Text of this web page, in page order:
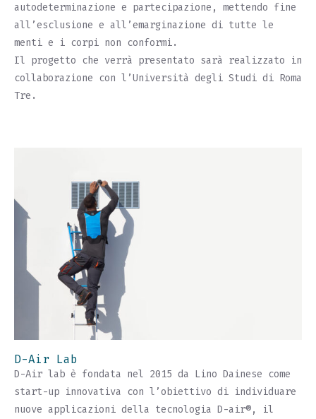
autodeterminazione e partecipazione, mettendo fine
all’esclusione e all’emarginazione di tutte le
menti e i corpi non conformi.
Il progetto che verrà presentato sarà realizzato in
collaborazione con l’Università degli Studi di Roma
Tre.
D-Air Lab
D-Air lab è fondata nel 2015 da Lino Dainese come
start-up innovativa con l’obiettivo di individuare
nuove applicazioni della tecnologia D-air®, il